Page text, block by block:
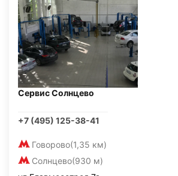
Сервис Солнцево
+7 (495) 125-38-41
Говорово(1,35 км)
Солнцево(930 м)